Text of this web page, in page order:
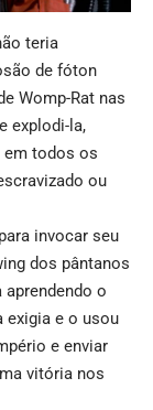
teria
de fóton
Womp-Rat nas
explodi-la,
em todos os
ou
invocar seu
dos pântanos
aprendendo o
exigia e o usou
e enviar
vitória nos